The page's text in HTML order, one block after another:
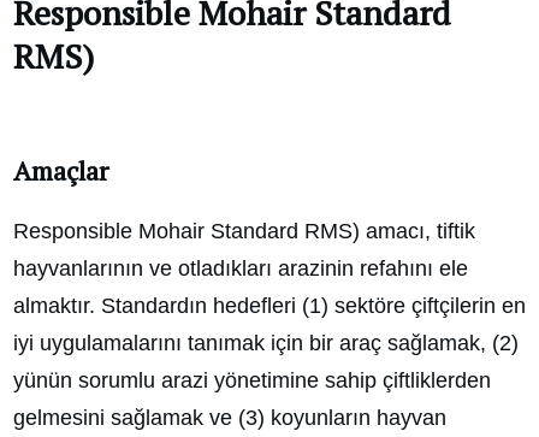
Responsible Mohair Standard
RMS)
Amaçlar
Responsible Mohair Standard RMS) amacı, tiftik
hayvanlarının ve otladıkları arazinin refahını ele
almaktır. Standardın hedefleri (1) sektöre çiftçilerin en
iyi uygulamalarını tanımak için bir araç sağlamak, (2)
yünün sorumlu arazi yönetimine sahip çiftliklerden
gelmesini sağlamak ve (3) koyunların hayvan